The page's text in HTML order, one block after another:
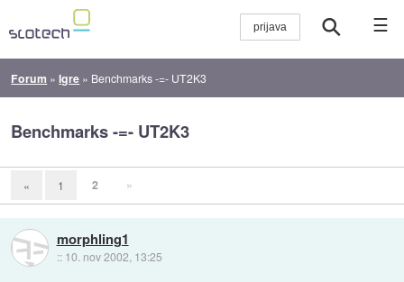
☰
Forum »Igre » Benchmarks -=- UT2K3
Benchmarks -=- UT2K3
« 1 2 »
morphling1
:: 10. nov 2002, 13:25